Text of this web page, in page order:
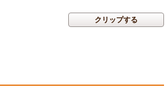
クリップする